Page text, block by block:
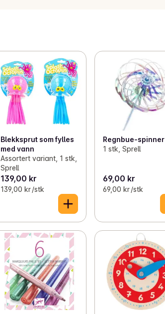
Blekksprut som fylles
med vann
Assortert variant, 1 stk,
Sprell
139,00 kr
139,00 kr /stk
Regnbue-spinner
1 stk, Sprell
69,00 kr
69,00 kr /stk